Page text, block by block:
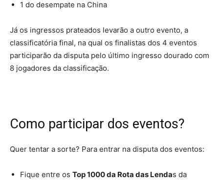
1 do desempate na China
Já os ingressos prateados levarão a outro evento, a
classificatória final, na qual os finalistas dos 4 eventos
participarão da disputa pelo último ingresso dourado com
8 jogadores da classificação.
Como participar dos eventos?
Quer tentar a sorte? Para entrar na disputa dos eventos:
Fique entre os Top 1000 da Rota das Lendas da